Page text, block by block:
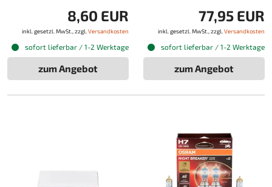
8,60 EUR
inkl. gesetzl. MwSt., zzgl. Versandkosten
sofort lieferbar / 1-2 Werktage
zum Angebot
77,95 EUR
inkl. gesetzl. MwSt., zzgl. Versandkosten
sofort lieferbar / 1-2 Werktage
zum Angebot